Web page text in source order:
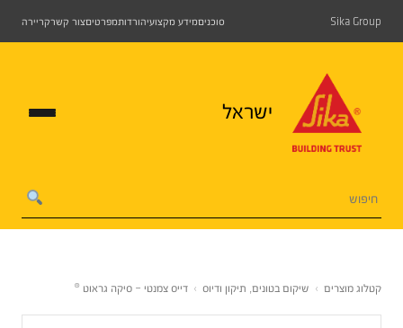
Sika Group סוכניםמידע מקצועיהורדותמפרטיםצור קשרקריירה
ישראל
קטלוג מוצרים › שיקום בטונים, תיקון ודיוס › דייס צמנטי – סיקה גראוט ®